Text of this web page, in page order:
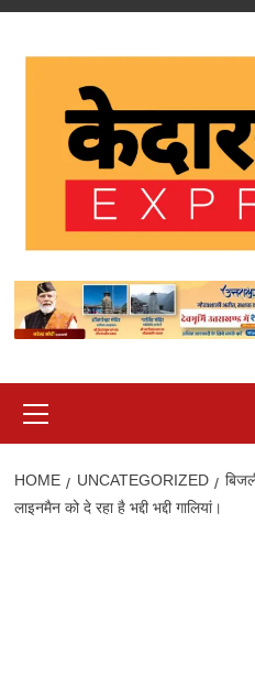
Skip
Menu
HOME UNCATEGORIZED
लाइनमैन को दे रहा है भद्दी भद्दी गालियां।